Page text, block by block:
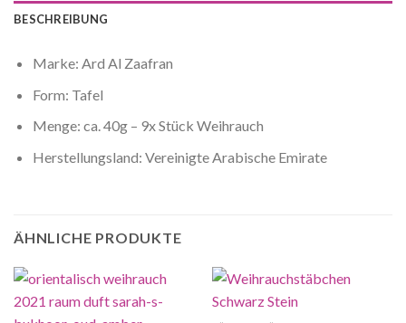
BESCHREIBUNG
Marke: Ard Al Zaafran
Form: Tafel
Menge: ca. 40g – 9x Stück Weihrauch
Herstellungsland: Vereinigte Arabische Emirate
ÄHNLICHE PRODUKTE